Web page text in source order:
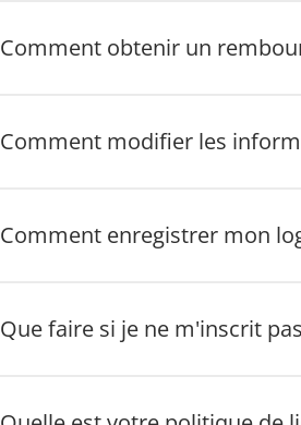
Comment obtenir un
Comment modifier les
Comment enregistrer mon
Que faire si je ne m'inscrit